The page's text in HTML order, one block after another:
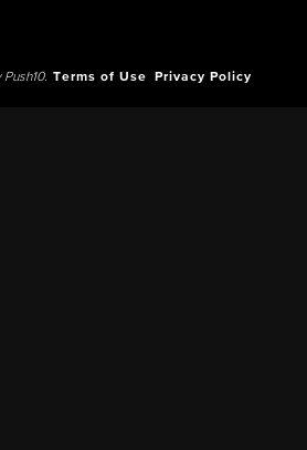
Terms of Use Privacy Policy